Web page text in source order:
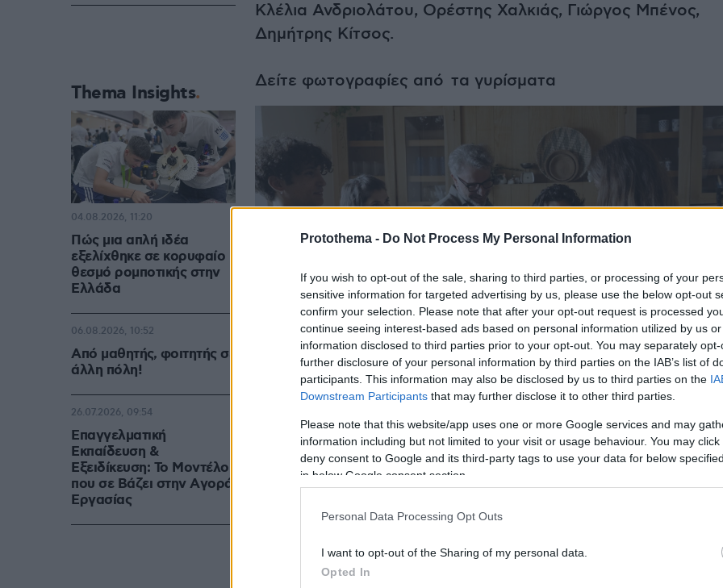
Protothema - Do Not Process My Personal Information
If you wish to opt-out of the sale, sharing to third parties, or processing of your
sensitive information for targeted advertising by us, please use the below opt-out
confirm your selection. Please note that after your opt-out request is processed
continue seeing interest-based ads based on personal information utilized by us
information disclosed to third parties prior to your opt-out. You may separately
further disclosure of your personal information by third parties on the IAB’s list of
participants. This information may also be disclosed by us to third parties on the
Downstream Participants that may further disclose it to other third parties.
Please note that this website/app uses one or more Google services and may
information including but not limited to your visit or usage behaviour. You may
deny consent to Google and its third-party tags to use your data for below
in below Google consent section.
Personal Data Processing Opt Outs
I want to opt-out of the Sharing of my personal data.
Opted In
Κλέλια Ανδριολάτου, Ορέστης Χαλκιάς, Γιώργος Μπένος,
Δημήτρης Κίτσος.
Δείτε φωτογραφίες από τα γυρίσματα
Thema Insights
Πώς μια απλή ιδέα
εξελίχθηκε σε κορυφαίο
θεσμό ρομποτικής στην
Ελλάδα
04.08.2026, 11:20
Από μαθητής, φοιτητής σε
άλλη πόλη!
06.08.2026, 10:52
Επαγγελματική
Εκπαίδευση &
Εξειδίκευση: Το Mοντέλο
που σε Bάζει στην Aγορά
Eργασίας
26.07.2026, 09:54